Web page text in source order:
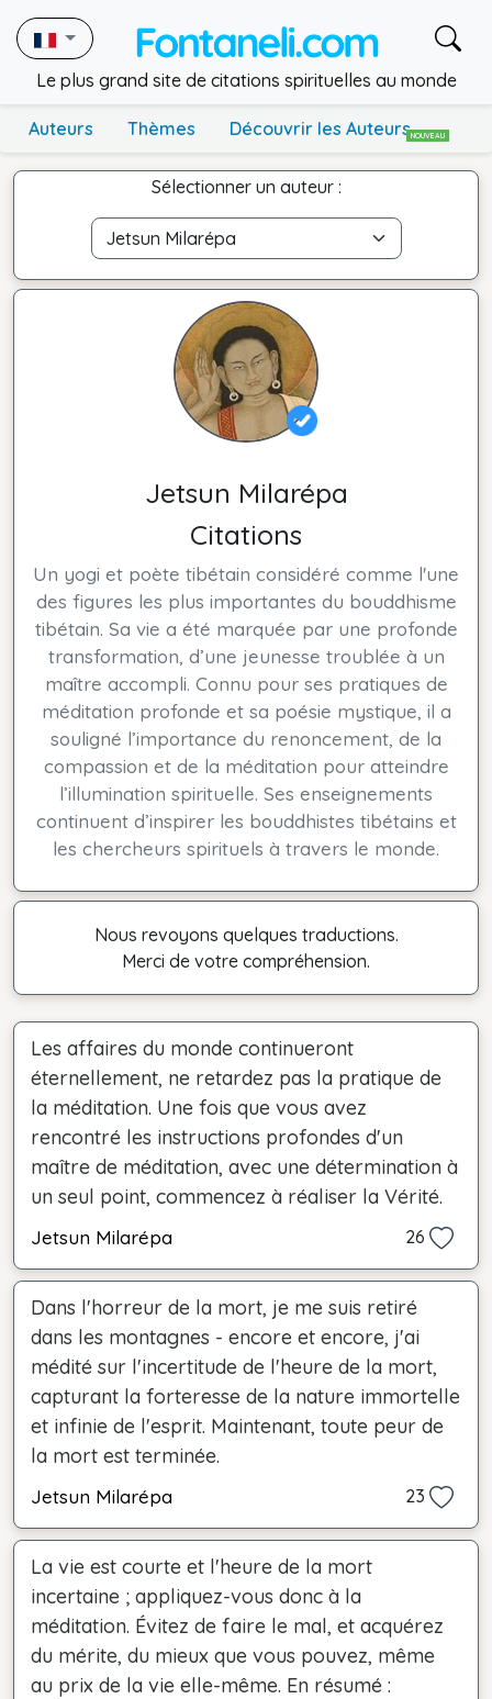
Le plus grand site de citations spirituelles au monde
Auteurs Thèmes Découvrir les AuteursNOUVEAU
Sélectionner un auteur :
Jetsun Milarépa
Citations
Un yogi et poète tibétain considéré comme l'une
des figures les plus importantes du bouddhisme
tibétain. Sa vie a été marquée par une profonde
transformation, d’une jeunesse troublée à un
maître accompli. Connu pour ses pratiques de
méditation profonde et sa poésie mystique, il a
souligné l’importance du renoncement, de la
compassion et de la méditation pour atteindre
l’illumination spirituelle. Ses enseignements
continuent d’inspirer les bouddhistes tibétains et
les chercheurs spirituels à travers le monde.
Nous revoyons quelques traductions.
Merci de votre compréhension.
Les affaires du monde continueront
éternellement, ne retardez pas la pratique de
la méditation. Une fois que vous avez
rencontré les instructions profondes d'un
maître de méditation, avec une détermination à
un seul point, commencez à réaliser la Vérité.
Jetsun Milarépa 26
Dans l'horreur de la mort, je me suis retiré
dans les montagnes - encore et encore, j'ai
médité sur l'incertitude de l'heure de la mort,
capturant la forteresse de la nature immortelle
et infinie de l'esprit. Maintenant, toute peur de
la mort est terminée.
Jetsun Milarépa 23
La vie est courte et l'heure de la mort
incertaine ; appliquez-vous donc à la
méditation. Évitez de faire le mal, et acquérez
du mérite, du mieux que vous pouvez, même
au prix de la vie elle-même. En résumé :